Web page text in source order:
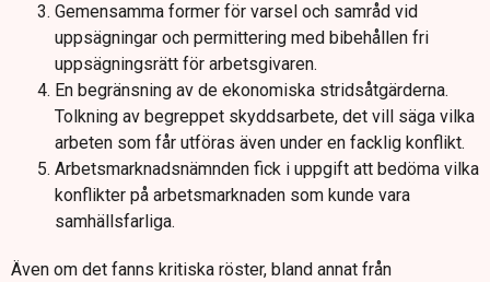
Gemensamma former för varsel och samråd vid
uppsägningar och permittering med bibehållen fri
uppsägningsrätt för arbetsgivaren.
En begränsning av de ekonomiska stridsåtgärderna.
Tolkning av begreppet skyddsarbete, det vill säga vilka
arbeten som får utföras även under en facklig konflikt.
Arbetsmarknadsnämnden fick i uppgift att bedöma vilka
konflikter på arbetsmarknaden som kunde vara
samhällsfarliga.
Även om det fanns kritiska röster, bland annat från